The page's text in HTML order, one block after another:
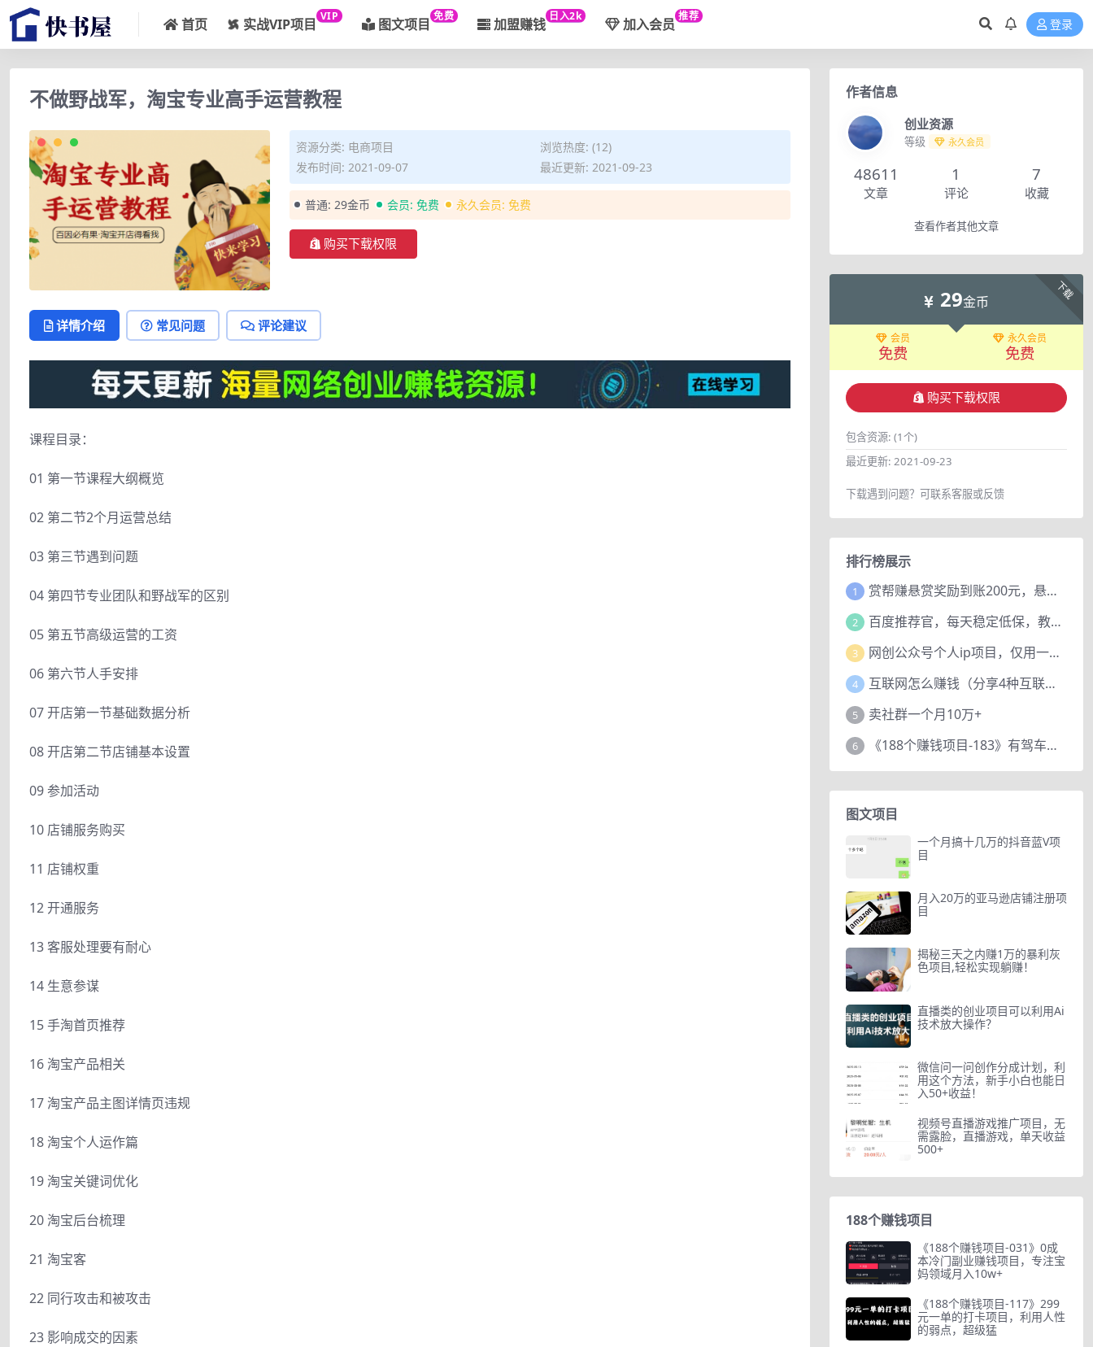
首页 实战VIP项目 VIP 图文项目 免费 加盟赚钱 日入2k 加入会员 推荐
登录
不做野战军，淘宝专业高手运营教程
资源分类: 电商项目
浏览热度: (12)
发布时间: 2021-09-07
最近更新: 2021-09-23
普通: 29金币 会员: 免费 永久会员: 免费
购买下载权限
详情介绍 常见问题 评论建议
课程目录：
01 第一节课程大纲概览
02 第二节2个月运营总结
03 第三节遇到问题
04 第四节专业团队和野战军的区别
05 第五节高级运营的工资
06 第六节人手安排
07 开店第一节基础数据分析
08 开店第二节店铺基本设置
09 参加活动
10 店铺服务购买
11 店铺权重
12 开通服务
13 客服处理要有耐心
14 生意参谋
15 手淘首页推荐
16 淘宝产品相关
17 淘宝产品主图详情页违规
18 淘宝个人运作篇
19 淘宝关键词优化
20 淘宝后台梳理
21 淘宝客
22 同行攻击和被攻击
23 影响成交的因素
作者信息
创业资源
等级 永久会员
48611
文章
1
评论
7
收藏
查看作者其他文章
下载
29金币
会员
免费
永久会员
免费
购买下载权限
包含资源: (1个)
最近更新: 2021-09-23
下载遇到问题？可联系客服或反馈
排行榜展示
1 赏帮赚悬赏奖励到账200元，悬赏任务多劳多得，人人可做。
2 百度推荐官，每天稳定低保，教程赠上
3 网创公众号个人ip项目，仅用一篇文章做到全网引流！
4 互联网怎么赚钱（分享4种互联网赚钱模式）
5 卖社群一个月10万+
6 《188个赚钱项目-183》有驾车评项目，动动小手，复制粘贴赚44元！
图文项目
一个月搞十几万的抖音蓝V项
目
月入20万的亚马逊店铺注册项
目
揭秘三天之内赚1万的暴利灰
色项目,轻松实现躺赚！
直播类的创业项目可以利用Ai
技术放大操作？
微信问一问创作分成计划，利
用这个方法，新手小白也能日
入50+收益！
视频号直播游戏推广项目，无
需露脸，直播游戏，单天收益
500+
188个赚钱项目
《188个赚钱项目-031》0成
本冷门副业赚钱项目，专注宝
妈领域月入10w+
《188个赚钱项目-117》299
元一单的打卡项目，利用人性
的弱点，超级猛